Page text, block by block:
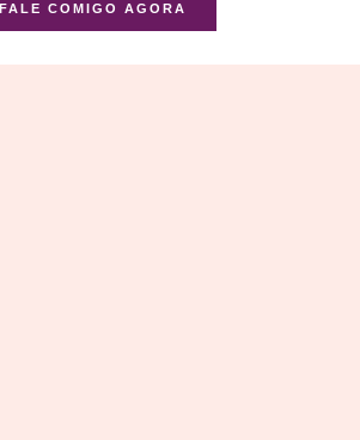
FALE COMIGO AGORA